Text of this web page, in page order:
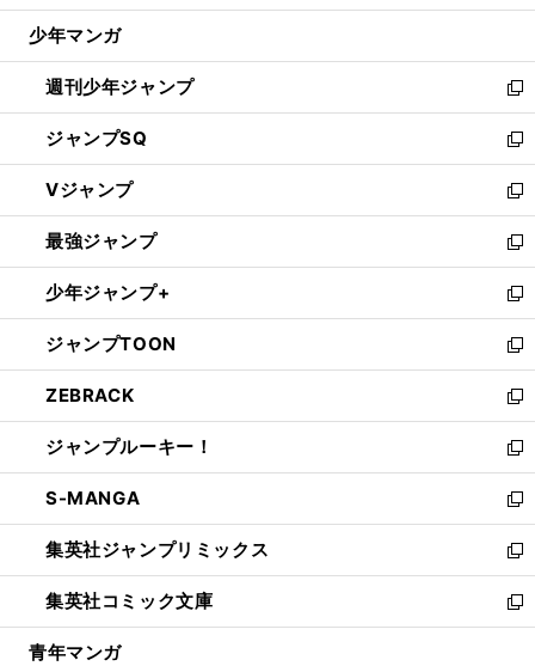
ウ
開
く
少年マンガ
週刊少年ジャンプ
新
し
い
ウ
ィ
ン
ド
ウ
で
開
く
ジャンプSQ
新
し
い
ウ
ィ
ン
ド
ウ
で
開
く
Vジャンプ
新
し
い
ウ
ィ
ン
ド
ウ
で
開
く
最強ジャンプ
新
し
い
ウ
ィ
ン
ド
ウ
で
開
く
少年ジャンプ+
新
し
い
ウ
ィ
ン
ド
ウ
で
開
く
ジャンプTOON
新
し
い
ウ
ィ
ン
ド
ウ
で
開
く
ZEBRACK
新
し
い
ウ
ィ
ン
ド
ウ
で
開
ジャンプルーキー！
新
し
い
ウ
ィ
ン
ド
ウ
S-MANGA
新
し
い
ウ
ィ
ン
集英社ジャンプリミックス
新
し
い
ウ
集英社コミック文庫
新
し
青年マンガ